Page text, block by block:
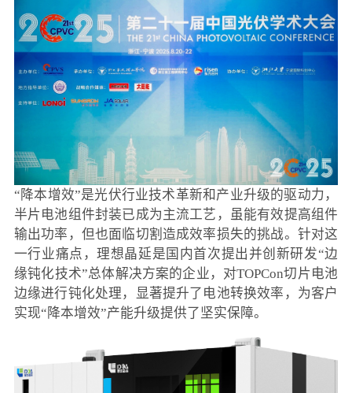
“降本增效”是光伏行业技术革新和产业升级的驱动力，
半片电池组件封装已成为主流工艺，虽能有效提高组件
输出功率，但也面临切割造成效率损失的挑战。针对这
一行业痛点，理想晶延是国内首次提出并创新研发“边
缘钝化技术”总体解决方案的企业，对TOPCon切片电池
边缘进行钝化处理，显著提升了电池转换效率，为客户
实现“降本增效”产能升级提供了坚实保障。